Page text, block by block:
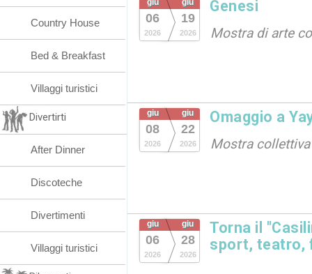
giu
06
2026
giu
19
2026
Genesi
Mostra di arte
giu
08
2026
giu
22
2026
Omaggio a
Mostra
giu
06
2026
giu
28
2026
Torna il
sport, teatro,
Country House
Bed & Breakfast
Villaggi turistici
Divertirti
After Dinner
Discoteche
Divertimenti
Villaggi turistici